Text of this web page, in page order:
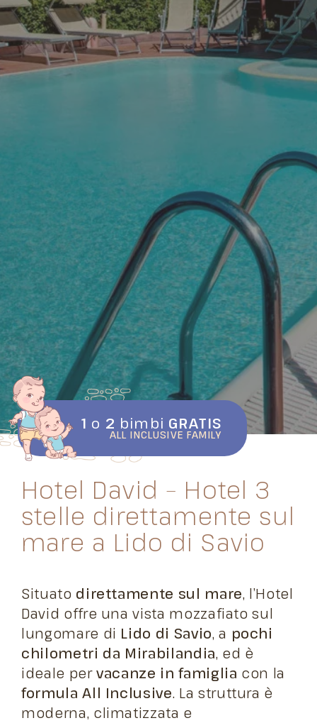
1 o 2 bimbi GRATIS
ALL INCLUSIVE FAMILY
Hotel David – Hotel 3
stelle direttamente sul
mare a Lido di Savio
Situato direttamente sul mare, l’Hotel
David offre una vista mozzafiato sul
lungomare di Lido di Savio, a pochi
chilometri da Mirabilandia, ed è
ideale pervacanze in famiglia con la
formula All Inclusive. La struttura è
moderna, climatizzata e